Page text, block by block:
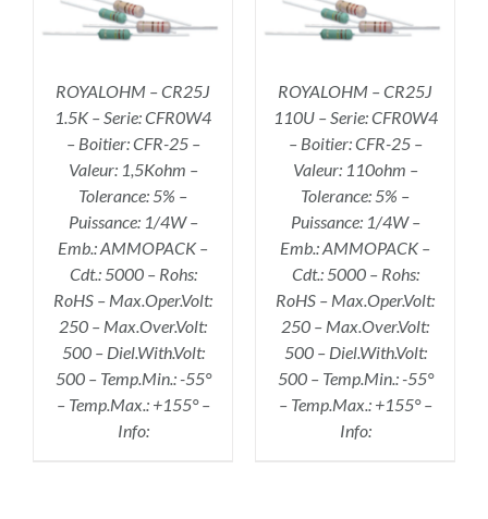
ROYALOHM – CR25J
1.5K – Serie: CFR0W4
– Boitier: CFR-25 –
Valeur: 1,5Kohm –
Tolerance: 5% –
Puissance: 1/4W –
Emb.: AMMOPACK –
Cdt.: 5000 – Rohs:
RoHS – Max.Oper.Volt:
250 – Max.Over.Volt:
500 – Diel.With.Volt:
500 – Temp.Min.: -55°
– Temp.Max.: +155° –
Info:
AJOUTER AU PANIER
/
DÉTAILS
ROYALOHM – CR25J
110U – Serie: CFR0W4
– Boitier: CFR-25 –
Valeur: 110ohm –
Tolerance: 5% –
Puissance: 1/4W –
Emb.: AMMOPACK –
Cdt.: 5000 – Rohs:
RoHS – Max.Oper.Volt:
250 – Max.Over.Volt:
500 – Diel.With.Volt:
500 – Temp.Min.: -55°
– Temp.Max.: +155° –
Info: